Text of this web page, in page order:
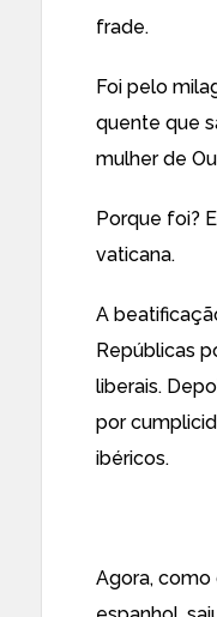
frade.
Foi pelo
quente que
mulher de
Porque foi?
vaticana.
A
Repúblicas
liberais.
por
ibéricos.
Agora,